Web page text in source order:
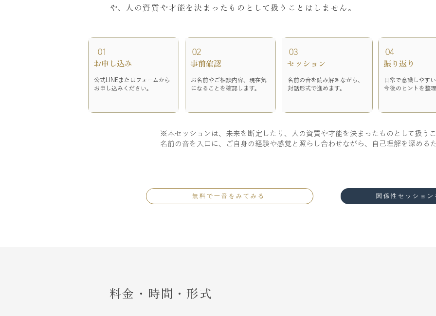
や、人の資質や才能を決まったものとして扱うことはしません。
01
お申し込み
公式LINEまたはフォームから
お申し込みください。
02
​事前確認
お名前やご相談内容、現在気
になることを確認します。
03
​セッション
名前の音を読み解きながら、
対話形式で進めます。
04
​振り返り​
日常で意識しやす
今後のヒントを整理
※本セッションは、未来を断定したり、人の資質や才能を決まったものとして扱うこ
名前の音を入口に、ご自身の経験や感覚と照らし合わせながら、自己理解を深めるた
無料で一音をみてみる 関係性セッション
料金・時間・形式